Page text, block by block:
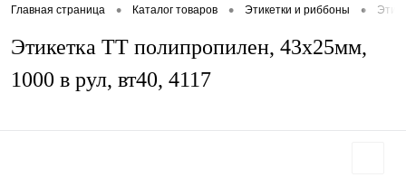
Главная страница • Каталог товаров • Этикетки и риббоны •
Этикетка ТТ полипропилен, 43х25мм,
1000 в рул, вт40, 4117